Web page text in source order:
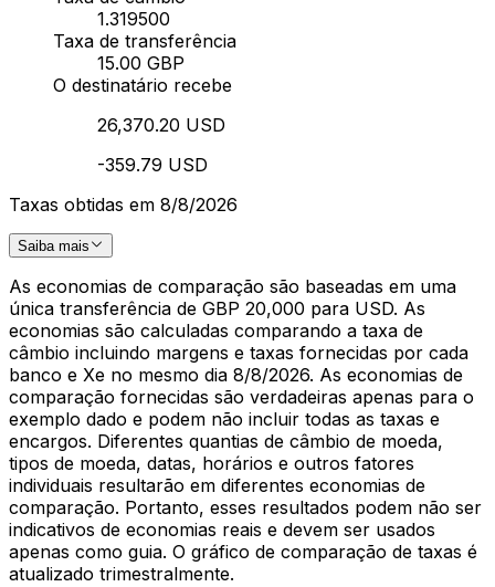
1.319500
Taxa de transferência
15.00 GBP
O destinatário recebe
26,370.20 USD
-359.79 USD
Taxas obtidas em 8/8/2026
Saiba mais
As economias de comparação são baseadas em uma
única transferência de GBP 20,000 para USD. As
economias são calculadas comparando a taxa de
câmbio incluindo margens e taxas fornecidas por cada
banco e Xe no mesmo dia 8/8/2026. As economias de
comparação fornecidas são verdadeiras apenas para o
exemplo dado e podem não incluir todas as taxas e
encargos. Diferentes quantias de câmbio de moeda,
tipos de moeda, datas, horários e outros fatores
individuais resultarão em diferentes economias de
comparação. Portanto, esses resultados podem não ser
indicativos de economias reais e devem ser usados
apenas como guia. O gráfico de comparação de taxas é
atualizado trimestralmente.